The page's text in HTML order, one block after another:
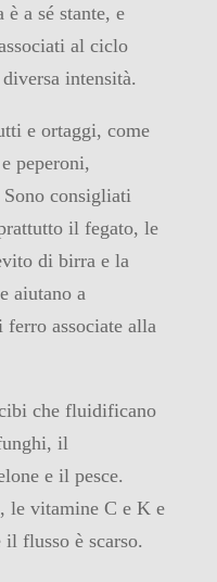
a sé stante, e
al ciclo
intensità.
e ortaggi, come
peperoni,
consigliati
il fegato, le
di birra e la
aiutano a
associate alla
che fluidificano
il
e il pesce.
le vitamine C e K e
flusso è scarso.